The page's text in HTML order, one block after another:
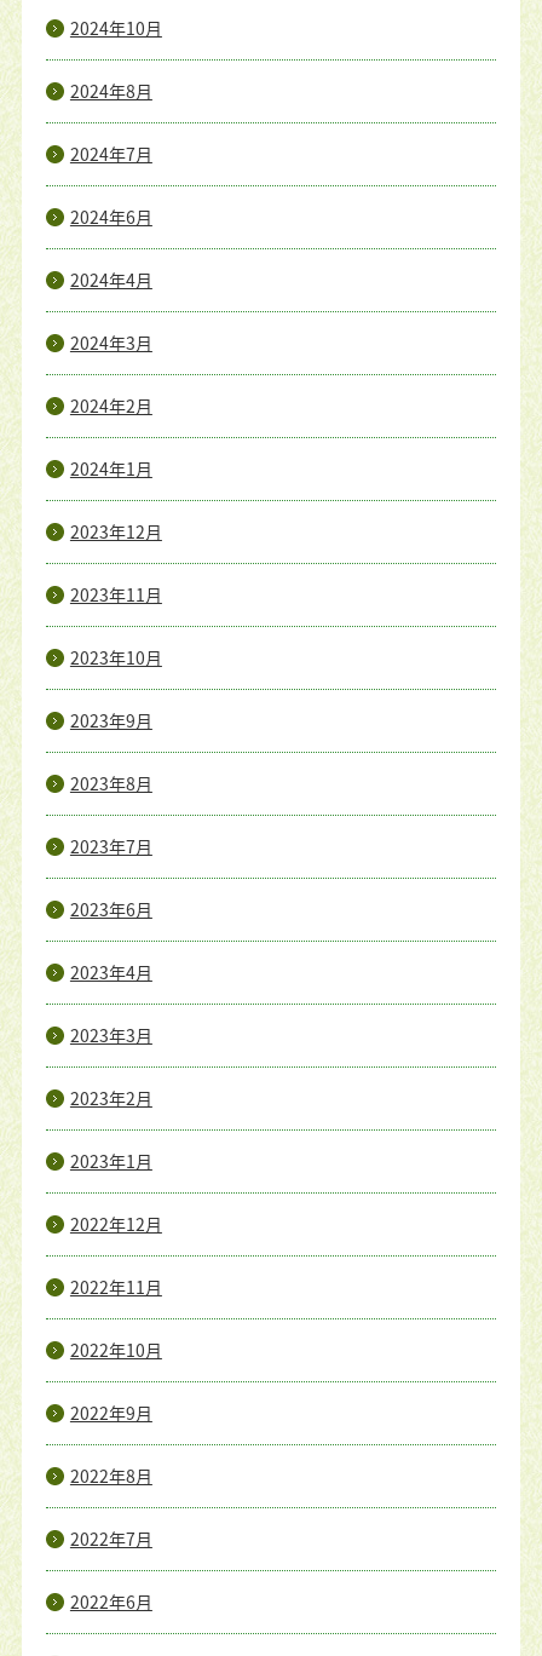
2024年10月
2024年8月
2024年7月
2024年6月
2024年4月
2024年3月
2024年2月
2024年1月
2023年12月
2023年11月
2023年10月
2023年9月
2023年8月
2023年7月
2023年6月
2023年4月
2023年3月
2023年2月
2023年1月
2022年12月
2022年11月
2022年10月
2022年9月
2022年8月
2022年7月
2022年6月